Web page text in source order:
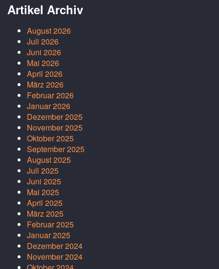
Artikel Archiv
August 2026
Juli 2026
Juni 2026
Mai 2026
April 2026
März 2026
Februar 2026
Januar 2026
Dezember 2025
November 2025
Oktober 2025
September 2025
August 2025
Juli 2025
Juni 2025
Mai 2025
April 2025
März 2025
Februar 2025
Januar 2025
Dezember 2024
November 2024